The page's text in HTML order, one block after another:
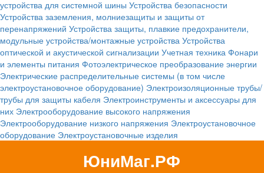
устройства для системной шины Устройства безопасности
Устройства заземления, молниезащиты и защиты от
перенапряжений Устройства защиты, плавкие предохранители,
модульные устройства/монтажные устройства Устройства
оптической и акустической сигнализации Учетная техника Фонари
и элементы питания Фотоэлектрическое преобразование энергии
Электрические распределительные системы (в том числе
электроустановочное оборудование) Электроизоляционные трубы/
трубы для защиты кабеля Электроинструменты и аксессуары для
них Электрооборудование высокого напряжения
Электрооборудование низкого напряжения Электроустановочное
оборудование Электроустановочные изделия
ЮниМаг.РФ